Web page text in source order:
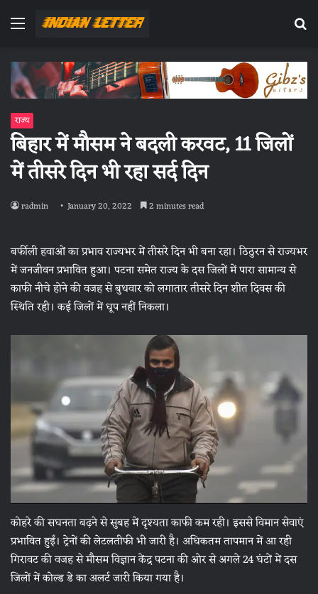
Menu
राज्य
बिहार में मौसम ने बदली करवट, 11 जिलों
में तीसरे दिन भी रहा सर्द दिन
radmin January 20, 2022 2 minutes read
बर्फीली हवाओं का प्रभाव राज्यभर में तीसरे दिन भी बना रहा। ठिठुरन से राज्यभर
में जनजीवन प्रभावित हुआ। पटना समेत राज्य के दस जिलों में पारा सामान्य से
काफी नीचे होने की वजह से बुधवार को लगातार तीसरे दिन शीत दिवस की
स्थिति रही। कई जिलों में धूप नहीं निकला।
कोहरे की सघनता बढ़ने से सुबह में दृश्यता काफी कम रही। इससे विमान सेवाएं
प्रभावित हुईं। ट्रेनों की लेटलतीफी भी जारी है। अधिकतम तापमान में आ रही
गिरावट की वजह से मौसम विज्ञान केंद्र पटना की ओर से अगले 24 घंटों में दस
जिलों में कोल्ड डे का अलर्ट जारी किया गया है।